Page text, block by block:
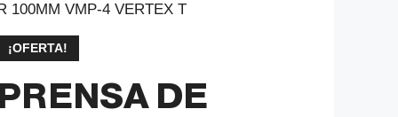
100MM VMP-4 VERTEX T
¡OFERTA!
PRENSA DE